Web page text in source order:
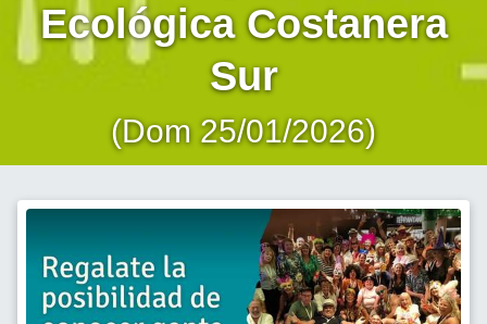
Ecológica Costanera
Sur
(Dom 25/01/2026)